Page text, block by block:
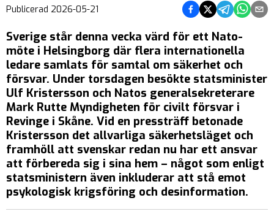
Publicerad 2026-05-21 Dela på Facebook
Dela på Twitter
Dela på
Dela
Sverige står denna vecka värd för ett Nato-
möte i Helsingborg där flera internationella
ledare samlats för samtal om säkerhet och
försvar. Under torsdagen besökte statsminister
Ulf Kristersson och Natos generalsekreterare
Mark Rutte Myndigheten för civilt försvar i
Revinge i Skåne. Vid en pressträff betonade
Kristersson det allvarliga säkerhetsläget och
framhöll att svenskar redan nu har ett ansvar
att förbereda sig i sina hem – något som enligt
statsministern även inkluderar att stå emot
psykologisk krigsföring och desinformation.